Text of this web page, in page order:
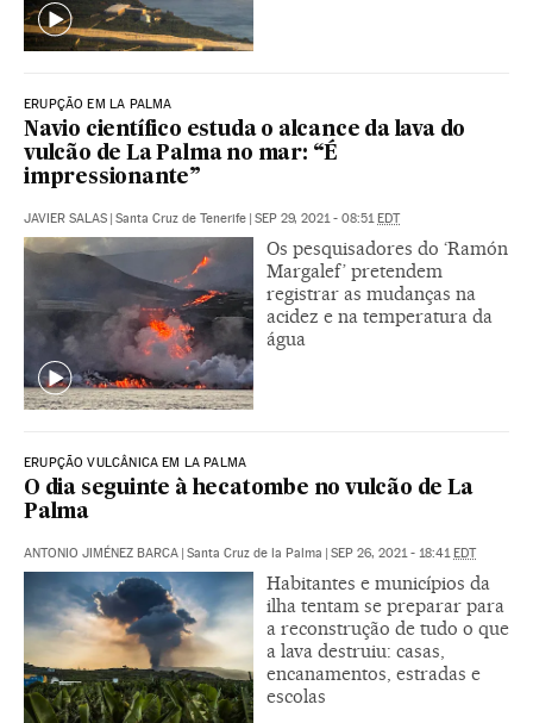
ERUPÇÃO EM LA PALMA
Navio científico estuda o alcance da lava do
vulcão de La Palma no mar: “É
impressionante”
JAVIER SALAS | Santa Cruz de Tenerife | SEP 29, 2021 - 08:51 EDT
Os pesquisadores do ‘Ramón
Margalef’ pretendem
registrar as mudanças na
acidez e na temperatura da
água
ERUPÇÃO VULCÂNICA EM LA PALMA
O dia seguinte à hecatombe no vulcão de La
Palma
ANTONIO JIMÉNEZ BARCA | Santa Cruz de la Palma | SEP 26, 2021 - 18:41 EDT
Habitantes e municípios da
ilha tentam se preparar para
a reconstrução de tudo o que
a lava destruiu: casas,
encanamentos, estradas e
escolas